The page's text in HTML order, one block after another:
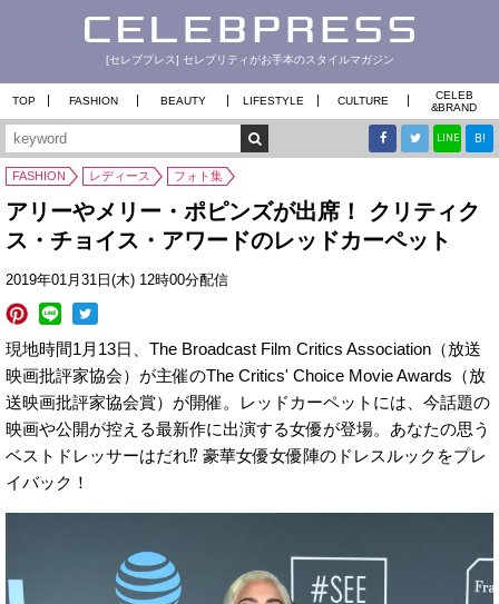
[セレブプレス] セレブリティがお手本のスタイルマガジン
TOP FASHION BEAUTY LIFESTYLE CULTURE
CELEB
&BRAND
LINE B!
FASHION レディース フォト集
アリーやメリー・ポピンズが出席！ クリティク
ス・チョイス・アワードのレッドカーペット
2019年01月31日(木) 12時00分配信
現地時間1月13日、The Broadcast Film Critics Association（放送
映画批評家協会）が主催のThe Critics' Choice Movie Awards（放
送映画批評家協会賞）が開催。レッドカーペットには、今話題の
映画や公開が控える最新作に出演する女優が登場。あなたの思う
ベストドレッサーはだれ⁉︎ 豪華女優女優陣のドレスルックをプレ
イバック！